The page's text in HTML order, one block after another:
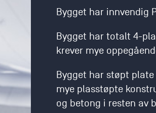
Bygget har innvendig
Bygget har totalt 4-
krever mye
Bygget har støpt
mye plasstøpte
og betong i resten av